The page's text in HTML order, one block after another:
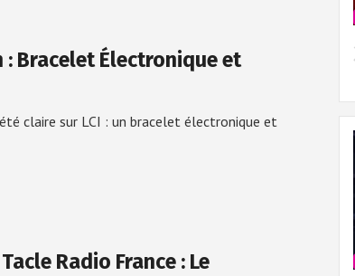
: Bracelet Électronique et
claire sur LCI : un bracelet électronique et
Radio France : Le